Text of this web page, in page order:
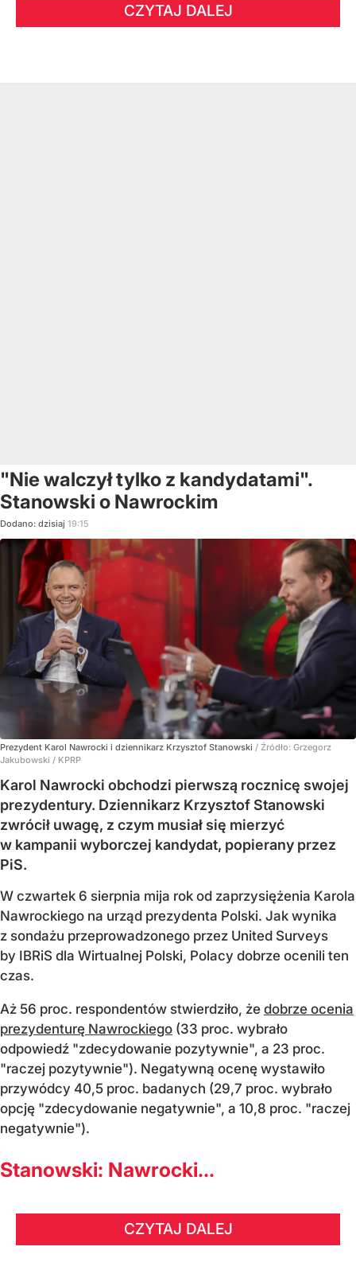
CZYTAJ DALEJ
"Nie walczył tylko z kandydatami".
Stanowski o Nawrockim
Dodano: dzisiaj 19:15
Prezydent Karol Nawrocki i dziennikarz Krzysztof Stanowski / Źródło: Grzegorz
Jakubowski / KPRP
Karol Nawrocki obchodzi pierwszą rocznicę swojej
prezydentury. Dziennikarz Krzysztof Stanowski
zwrócił uwagę, z czym musiał się mierzyć
w kampanii wyborczej kandydat, popierany przez
PiS.
W czwartek 6 sierpnia mija rok od zaprzysiężenia Karola
Nawrockiego na urząd prezydenta Polski. Jak wynika
z sondażu przeprowadzonego przez United Surveys
by IBRiS dla Wirtualnej Polski, Polacy dobrze ocenili ten
czas.
Aż 56 proc. respondentów stwierdziło, że dobrze ocenia
prezydenturę Nawrockiego (33 proc. wybrało
odpowiedź "zdecydowanie pozytywnie", a 23 proc.
"raczej pozytywnie"). Negatywną ocenę wystawiło
przywódcy 40,5 proc. badanych (29,7 proc. wybrało
opcję "zdecydowanie negatywnie", a 10,8 proc. "raczej
negatywnie").
Stanowski: Nawrocki...
CZYTAJ DALEJ